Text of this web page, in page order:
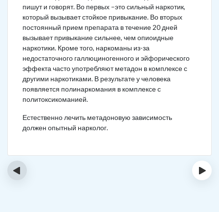
пишут и говорят. Во первых –это сильный наркотик,
который вызывает стойкое привыкание. Во вторых
постоянный прием препарата в течение 20 дней
вызывает привыкание сильнее, чем опиоидные
наркотики. Кроме того, наркоманы из-за
недостаточного галлюциногенного и эйфорического
эффекта часто употребляют метадон в комплексе с
другими наркотиками. В результате у человека
появляется полинаркомания в комплексе с
политоксикоманией.
Естественно лечить метадоновую зависимость
должен опытный нарколог.
‹ ›